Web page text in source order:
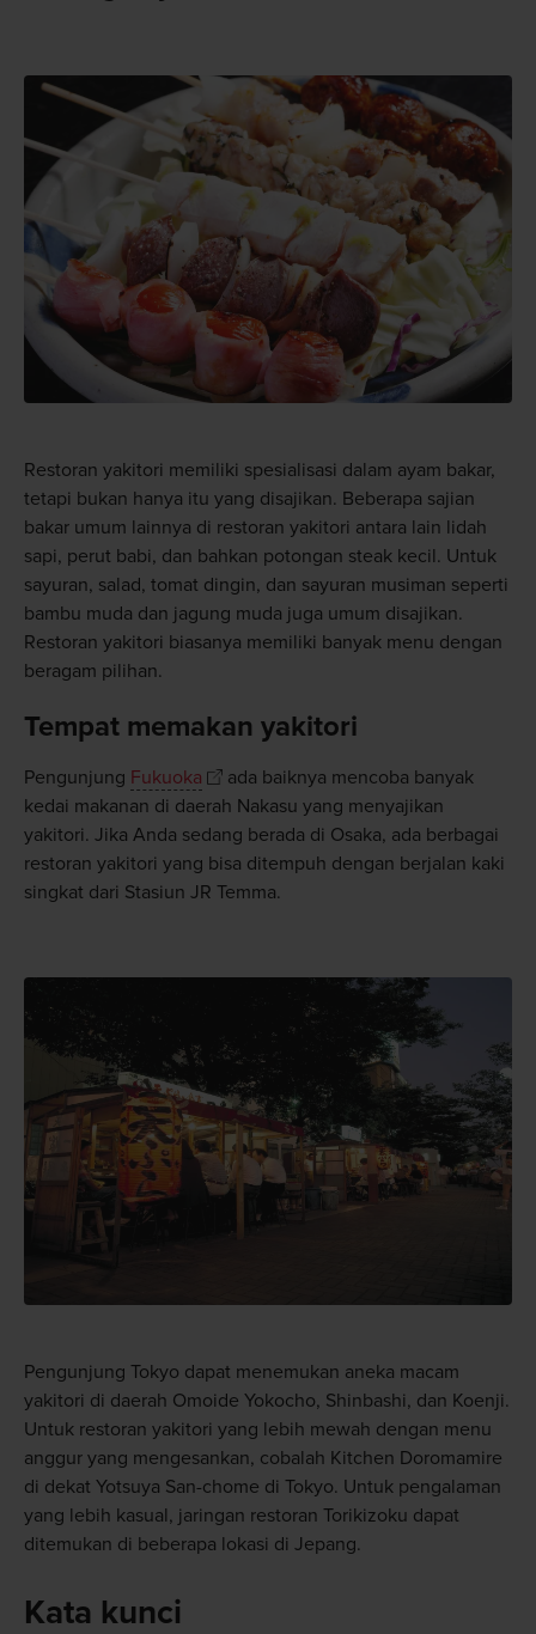
Restoran yakitori memiliki spesialisasi dalam ayam bakar,
tetapi bukan hanya itu yang disajikan. Beberapa sajian
bakar umum lainnya di restoran yakitori antara lain lidah
sapi, perut babi, dan bahkan potongan steak kecil. Untuk
sayuran, salad, tomat dingin, dan sayuran musiman seperti
bambu muda dan jagung muda juga umum disajikan.
Restoran yakitori biasanya memiliki banyak menu dengan
beragam pilihan.
Tempat memakan yakitori
Pengunjung Fukuoka
ada baiknya mencoba banyak
kedai makanan di daerah Nakasu yang menyajikan
yakitori. Jika Anda sedang berada di Osaka, ada berbagai
restoran yakitori yang bisa ditempuh dengan berjalan kaki
singkat dari Stasiun JR Temma.
Pengunjung Tokyo dapat menemukan aneka macam
yakitori di daerah Omoide Yokocho, Shinbashi, dan Koenji.
Untuk restoran yakitori yang lebih mewah dengan menu
anggur yang mengesankan, cobalah Kitchen Doromamire
di dekat Yotsuya San-chome di Tokyo. Untuk pengalaman
yang lebih kasual, jaringan restoran Torikizoku dapat
ditemukan di beberapa lokasi di Jepang.
Kata kunci